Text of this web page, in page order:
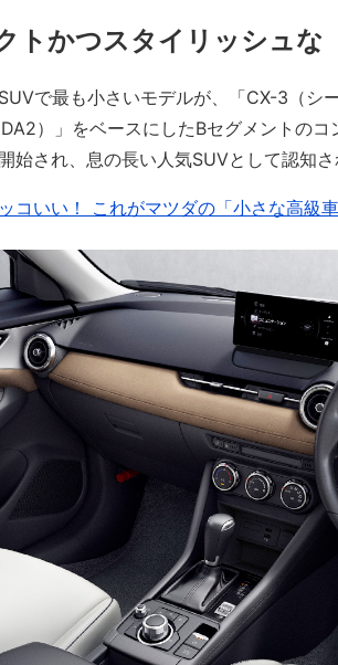
トかつスタイリッシュな
で最も小さいモデルが、「CX-3（シ
）」をベースにしたBセグメントの
始され、息の長い人気SUVとして認知さ
ッコいい！ これがマツダの「小さな高級